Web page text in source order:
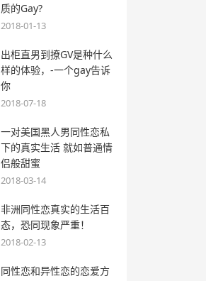
质的Gay?
2018-01-13
出柜直男到撩GV是种什么
样的体验，-一个gay告诉
你
2018-07-18
一对美国黑人男同性恋私
下的真实生活 就如普通情
侣般甜蜜
2018-03-14
非洲同性恋真实的生活百
态，恐同现象严重！
2018-02-13
同性恋和异性恋的恋爱方